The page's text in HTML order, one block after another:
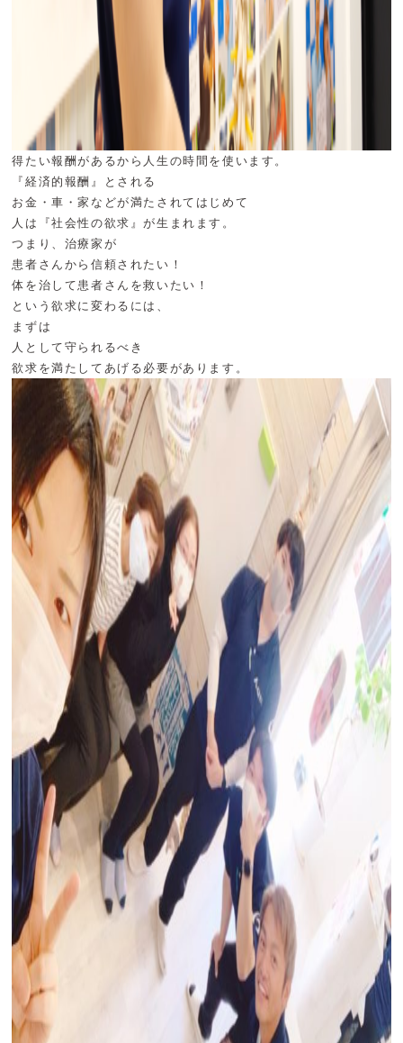
得たい報酬があるから人生の時間を使います。
『経済的報酬』とされる
お金・車・家などが満たされてはじめて
人は『社会性の欲求』が生まれます。
つまり、治療家が
患者さんから信頼されたい！
体を治して患者さんを救いたい！
という欲求に変わるには、
まずは
人として守られるべき
欲求を満たしてあげる必要があります。